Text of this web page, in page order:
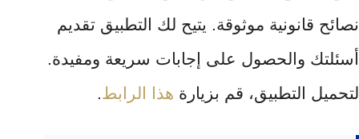
نصائح قانونية موثوقة. يتيح لك التطبيق تقديم
أسئلتك والحصول على إجابات سريعة ومفيدة.
لتحميل التطبيق، قم بزيارة هذا الرابط.